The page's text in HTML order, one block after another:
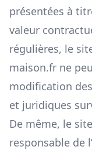
présentées à
valeur
régulières, le
maison.fr ne
modification
et juridiques
De même, le
responsable de